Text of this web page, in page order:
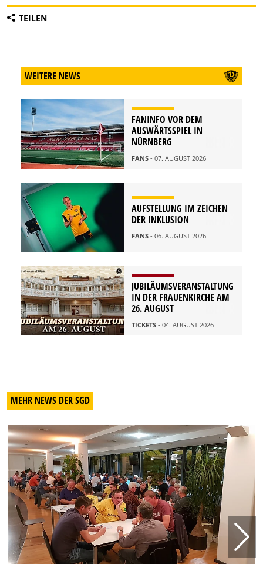
TEILEN
WEITERE NEWS
FANINFO VOR DEM
AUSWÄRTSSPIEL IN
NÜRNBERG
FANS - 07. AUGUST 2026
AUFSTELLUNG IM ZEICHEN
DER INKLUSION
FANS - 06. AUGUST 2026
JUBILÄUMSVERANSTALTUNG
IN DER FRAUENKIRCHE AM
26. AUGUST
TICKETS - 04. AUGUST 2026
MEHR NEWS DER SGD